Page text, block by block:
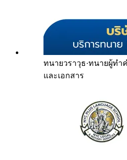
ทนายวราวุธ·ทนายผู้ทำ
และเอกสาร